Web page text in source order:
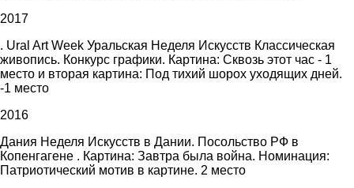
2017
. Ural Art Week Уральская Неделя Искусств Классическая
живопись. Конкурс графики. Картина: Сквозь этот час - 1
место и вторая картина: Под тихий шорох уходящих дней.
-1 место
2016
Дания Неделя Искусств в Дании. Посольство РФ в
Копенгагене . Картина: Завтра была война. Номинация:
Патриотический мотив в картине. 2 место